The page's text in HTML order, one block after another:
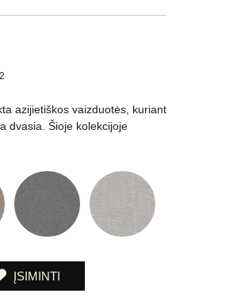
2
azijietiškos vaizduotės, kuriant
dvasia. Šioje kolekcijoje
ĮSIMINTI